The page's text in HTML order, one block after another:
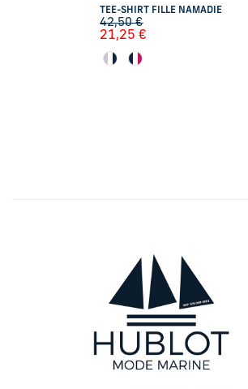
TEE-SHIRT FILLE NAMADIE
42,50€
21,25€